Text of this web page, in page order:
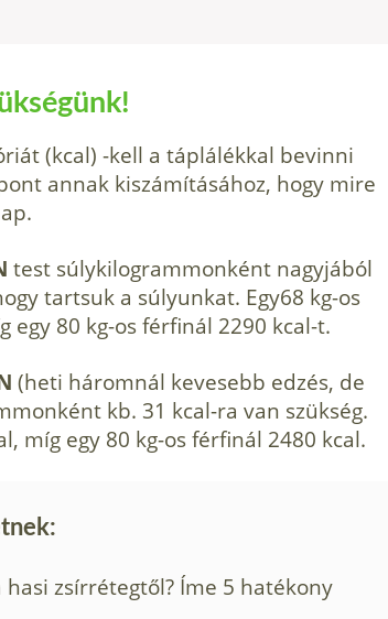
(kcal) -kell a táplálékkal bevinni
annak kiszámításához, hogy mire
test súlykilogrammonként nagyjából
tartsuk a súlyunkat. Egy68 kg-os
egy 80 kg-os férfinál 2290 kcal-t.
(heti háromnál kevesebb edzés, de
kb. 31 kcal-ra van szükség.
míg egy 80 kg-os férfinál 2480 kcal.
zsírrétegtől? Íme 5 hatékony